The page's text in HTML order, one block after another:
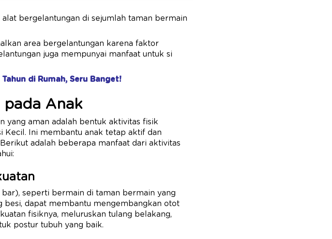
bergelantungan di sejumlah taman bermain
area bergelantungan karena faktor
juga mempunyai manfaat untuk si
di Rumah, Seru Banget!
pada Anak
yang aman adalah bentuk aktivitas fisik
Kecil. Ini membantu anak tetap aktif dan
adalah beberapa manfaat dari aktivitas
seperti bermain di taman bermain yang
besi, dapat membantu mengembangkan otot
fisiknya, meluruskan tulang belakang,
postur tubuh yang baik.